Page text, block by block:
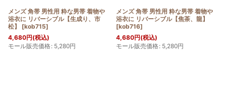
メンズ 角帯 男性用 粋な男帯 着物や
浴衣に リバーシブル【生成り、市
松】
[kob715]
4,680円(税込)
モール販売価格: 5,280円
メンズ 角帯 男性用 粋な男帯 着物や
浴衣に リバーシブル【焦茶、龍】
[kob716]
4,680円(税込)
モール販売価格: 5,280円